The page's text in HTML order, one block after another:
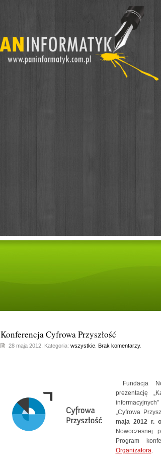
Konferencja Cyfrowa Przyszłość
28 maja 2012. Kategoria: wszystkie. Brak komentarzy.
Fundacja
prezentację
„Cyfrowa
maja 2012 r.
Nowoczesnej
Program
Organizatora.